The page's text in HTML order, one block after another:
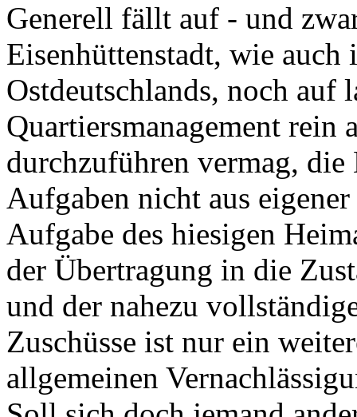
Generell fällt auf - und
Eisenhüttenstadt, wie auch
Ostdeutschlands, noch
Quartiersmanagement rein
durchzuführen vermag,
Aufgaben nicht aus
Aufgabe des hiesigen
der Übertragung in die
und der nahezu
Zuschüsse ist nur ein
allgemeinen